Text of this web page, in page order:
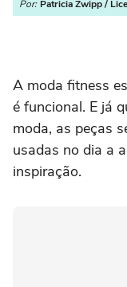
Por: Patricia Zwipp /
A moda fitness
é funcional. E já
moda, as peças
usadas no dia a
inspiração.